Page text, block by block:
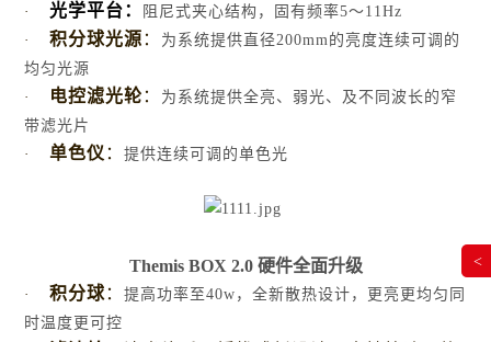
·
光学平台：
阻尼式夹心结构，固有频率5～11Hz
·
积分球光源 ：
为系统提供直径200mm的亮度连续可调的
均匀光源
·
电控滤光轮 ：
为系统提供全亮、弱光、及不同波长的窄
带滤光片
·
单色仪 ：提供连续可调的单色光
Themis BOX 2.0 硬件全面升级
· 积分球：提高功率至40w，全新散热设计，更亮更均匀同
时温度更可控
<